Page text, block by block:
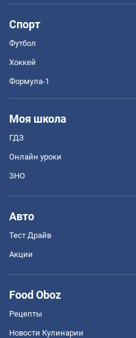
Спорт
Футбол
Хоккей
Формула-1
Моя школа
ГДЗ
Онлайн уроки
ЗНО
Авто
Тест Драйв
Акции
Food Oboz
Рецепты
Новости Кулинарии